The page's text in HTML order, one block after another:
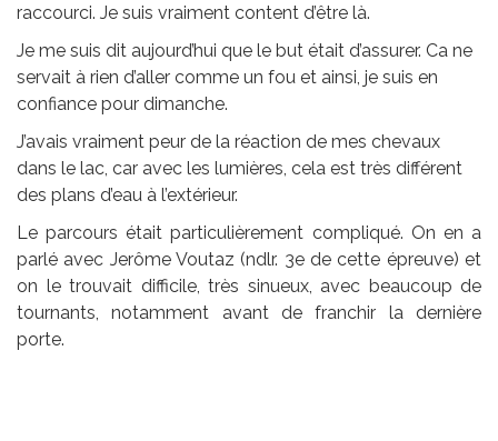
raccourci. Je suis vraiment content d’être là.
Je me suis dit aujourd’hui que le but était d’assurer. Ca ne
servait à rien d’aller comme un fou et ainsi, je suis en
confiance pour dimanche.
J’avais vraiment peur de la réaction de mes chevaux
dans le lac, car avec les lumières, cela est très différent
des plans d’eau à l’extérieur.
Le parcours était particulièrement compliqué. On en a
parlé avec Jerôme Voutaz (ndlr. 3e de cette épreuve) et
on le trouvait difficile, très sinueux, avec beaucoup de
tournants, notamment avant de franchir la dernière
porte.